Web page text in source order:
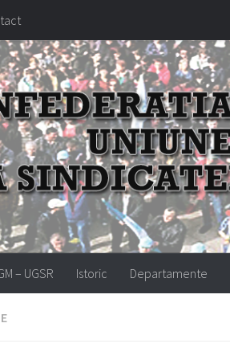
– UGSR Istoric Departamente